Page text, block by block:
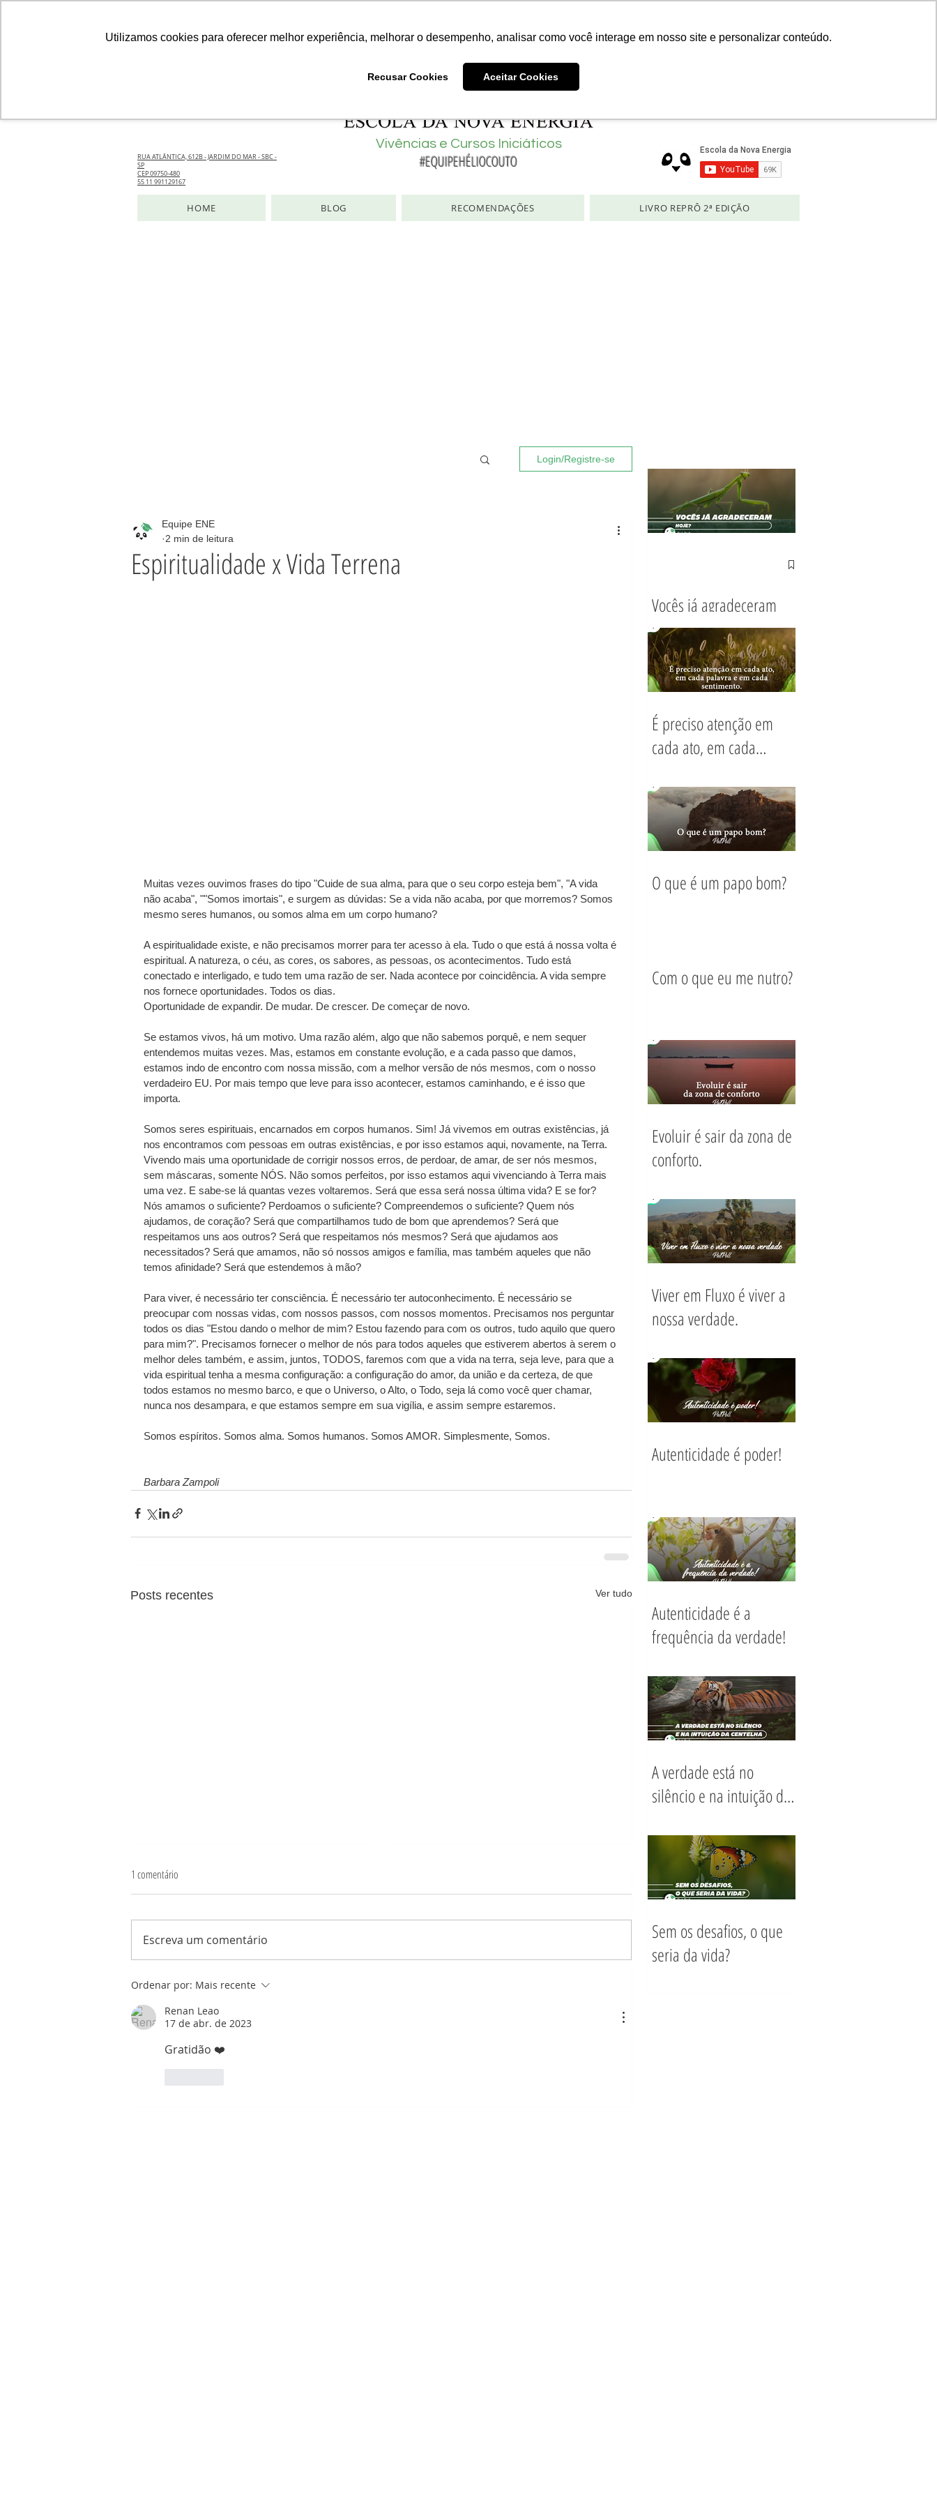
Utilizamos cookies para oferecer melhor experiência, melhorar o desempenho, analisar como você interage em nosso site e personalizar conteúdo.
Recusar Cookies Aceitar Cookies
Vivências e Cursos Iniciáticos
RUA ATLÂNTICA, 612B - JARDIM DO MAR - SBC -
SP
CEP 09750-480
55 11 991129167
#EQUIPEHÉLIOCOUTO
HOME BLOG RECOMENDAÇÕES LIVRO REPRÔ 2ª EDIÇÃO
Login/Registre-se
Espiritualidade x Vida Terrena
Equipe ENE
2 min de leitura
Muitas vezes ouvimos frases do tipo "Cuide de sua alma, para que o seu corpo esteja bem", "A vida
não acaba", ""Somos imortais", e surgem as dúvidas: Se a vida não acaba, por que morremos? Somos
mesmo seres humanos, ou somos alma em um corpo humano?
A espiritualidade existe, e não precisamos morrer para ter acesso à ela. Tudo o que está á nossa volta é
espiritual. A natureza, o céu, as cores, os sabores, as pessoas, os acontecimentos. Tudo está
conectado e interligado, e tudo tem uma razão de ser. Nada acontece por coincidência. A vida sempre
nos fornece oportunidades. Todos os dias.
Oportunidade de expandir. De mudar. De crescer. De começar de novo.
Se estamos vivos, há um motivo. Uma razão além, algo que não sabemos porquê, e nem sequer
entendemos muitas vezes. Mas, estamos em constante evolução, e a cada passo que damos,
estamos indo de encontro com nossa missão, com a melhor versão de nós mesmos, com o nosso
verdadeiro EU. Por mais tempo que leve para isso acontecer, estamos caminhando, e é isso que
importa.
Somos seres espirituais, encarnados em corpos humanos. Sim! Já vivemos em outras existências, já
nos encontramos com pessoas em outras existências, e por isso estamos aqui, novamente, na Terra.
Vivendo mais uma oportunidade de corrigir nossos erros, de perdoar, de amar, de ser nós mesmos,
sem máscaras, somente NÓS. Não somos perfeitos, por isso estamos aqui vivenciando à Terra mais
uma vez. E sabe-se lá quantas vezes voltaremos. Será que essa será nossa última vida? E se for?
Nós amamos o suficiente? Perdoamos o suficiente? Compreendemos o suficiente? Quem nós
ajudamos, de coração? Será que compartilhamos tudo de bom que aprendemos? Será que
respeitamos uns aos outros? Será que respeitamos nós mesmos? Será que ajudamos aos
necessitados? Será que amamos, não só nossos amigos e família, mas também aqueles que não
temos afinidade? Será que estendemos à mão?
Para viver, é necessário ter consciência. É necessário ter autoconhecimento. É necessário se
preocupar com nossas vidas, com nossos passos, com nossos momentos. Precisamos nos perguntar
todos os dias "Estou dando o melhor de mim? Estou fazendo para com os outros, tudo aquilo que quero
para mim?". Precisamos fornecer o melhor de nós para todos aqueles que estiverem abertos à serem o
melhor deles também, e assim, juntos, TODOS, faremos com que a vida na terra, seja leve, para que a
vida espiritual tenha a mesma configuração: a configuração do amor, da união e da certeza, de que
todos estamos no mesmo barco, e que o Universo, o Alto, o Todo, seja lá como você quer chamar,
nunca nos desampara, e que estamos sempre em sua vigília, e assim sempre estaremos.
Somos espíritos. Somos alma. Somos humanos. Somos AMOR. Simplesmente, Somos.
Barbara Zampoli
Posts recentes Ver tudo
Como colocar o amor em ação?
1 comentário
Escreva um comentário
Ordenar por: Mais recente
Renan Leao
17 de abr. de 2023
Gratidão ❤️
Vocês já agradeceram
hoje?
É preciso atenção em
cada ato, em cada
sentimento.
O que é um papo bom?
Com o que eu me nutro?
Evoluir é sair da zona de
conforto.
Viver em Fluxo é viver a
nossa verdade.
Autenticidade é poder!
Autenticidade é a
frequência da verdade!
A verdade está no
silêncio e na intuição da
Sem os desafios, o que
seria da vida?